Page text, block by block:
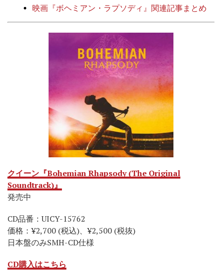
映画『ボヘミアン・ラプソディ』関連記事まとめ
クイーン『Bohemian Rhapsody (The Original
Soundtrack)』
発売中
CD品番：UICY-15762
価格：¥2,700 (税込)、¥2,500 (税抜)
日本盤のみSMH-CD仕様
CD購入はこちら